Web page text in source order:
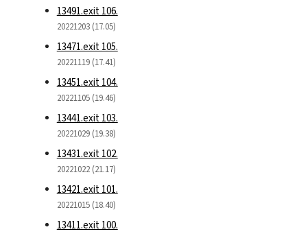
13491.exit 106.
20221203 (17.05)
13471.exit 105.
20221119 (17.41)
13451.exit 104.
20221105 (19.46)
13441.exit 103.
20221029 (19.38)
13431.exit 102.
20221022 (21.17)
13421.exit 101.
20221015 (18.40)
13411.exit 100.